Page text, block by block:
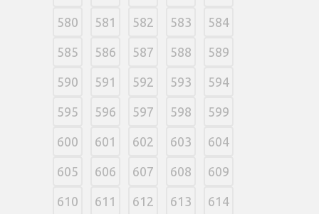
580 581 582 583 584
585 586 587 588 589
590 591 592 593 594
595 596 597 598 599
600 601 602 603 604
605 606 607 608 609
610 611 612 613 614